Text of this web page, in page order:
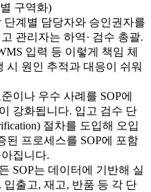
구역화)
단계별 담당자와 승인권자를
관리자는 하역· 검수 총괄.
입력 등 이렇게 책임 체
시 원인 추적과 대응이 쉬워
이나 우수 사례를 SOP에
강화됩니다. 입고 검수 단
절차를 도입해 오입
된 프로세스를 SOP에 포함
집니다.
SOP는 데이터에 기반해 실
출고, 재고, 반품 등 각 단